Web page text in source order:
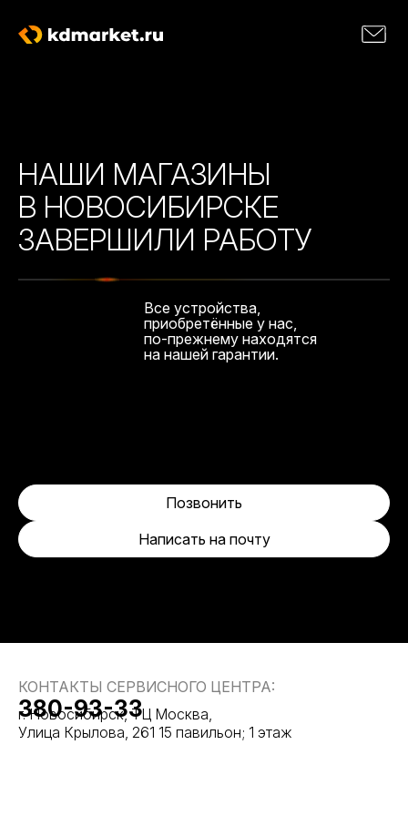
НАШИ МАГАЗИНЫ
В НОВОСИБИРСКЕ
ЗАВЕРШИЛИ РАБОТУ
Все устройства,
приобретённые у нас,
по-прежнему находятся
на нашей гарантии.
Написать на почту
Позвонить
КОНТАКТЫ СЕРВИСНОГО ЦЕНТРА:
г. Новосибирск, ТЦ Москва,
Улица Крылова, 261 15 павильон; 1 этаж
380-93-33